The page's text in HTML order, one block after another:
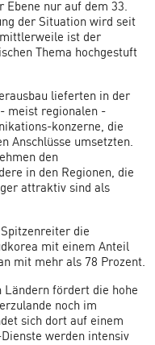
Ebene nur auf dem 33.
der Situation wird seit
ist der
Thema hochgestuft
lieferten in der
meist regionalen -
konzerne, die
Anschlüsse umsetzten.
den
in den Regionen, die
attraktiv sind als
die
mit einem Anteil
mit mehr als 78 Prozent.
Ländern fördert die hohe
noch im
sich dort auf einem
werden intensiv